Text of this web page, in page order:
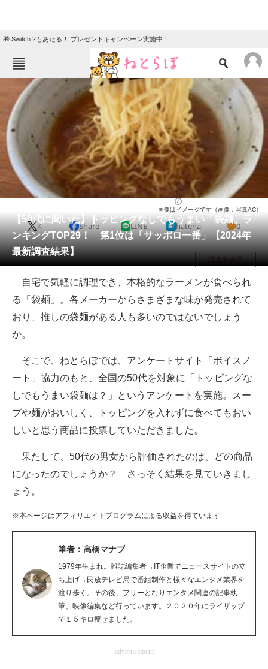
🎁 Switch 2もあたる！ プレゼントキャンペーン実施中！
ねとらぼメニュー
TOP ニュース
エンタメ クイズ
グルメ 地域
住まい 教育・育児
リサーチ
会員記事
メディア
注目記事を集めた総合ページ
ITの今と未来を見通す
スマホと通信の最新トレンド
好きが集まる 比べて選べる
ビジネスと働き方のヒント
経営リーダーのコミュニティ
企業向けIT製品の総合サイト
IT製品の技術・比較・事例
製造業のIT導入・活用を支援
エレクトロニクス専門サイト
【50代に聞いた】トッピングなしでもうまい「袋麺」ラ
ンキングTOP29！ 第1位は「サッポロ一番」【2024年
最新調査結果】
画像はイメージです（画像：写真AC）
X Share LINE hatena 0
目次を表示
自宅で気軽に調理でき、本格的なラーメンが食べられ
る「袋麺」。各メーカーからさまざまな味が発売されて
おり、推しの袋麺がある人も多いのではないでしょう
か。
そこで、ねとらぼでは、アンケートサイト「ボイスノ
ート」協力のもと、全国の50代を対象に「トッピングな
しでもうまい袋麺は？」というアンケートを実施。スー
プや麺がおいしく、トッピングを入れずに食べてもおい
しいと思う商品に投票していただきました。
果たして、50代の男女から評価されたのは、どの商品
になったのでしょうか？ さっそく結果を見ていきまし
ょう。
※本ページはアフィリエイトプログラムによる収益を得ています
筆者：高橋マナブ
1979年生まれ。雑誌編集者→IT企業でニュースサイトの立
ち上げ→民放テレビ局で番組制作と様々なエンタメ業界を
渡り歩く。その後、フリーとなりエンタメ関連の記事執
筆、映像編集など行っています。２０２０年にライザップ
で１５キロ痩せました。
advertisement